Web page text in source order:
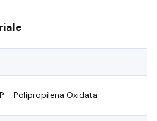
- Polipropilena Oxidata